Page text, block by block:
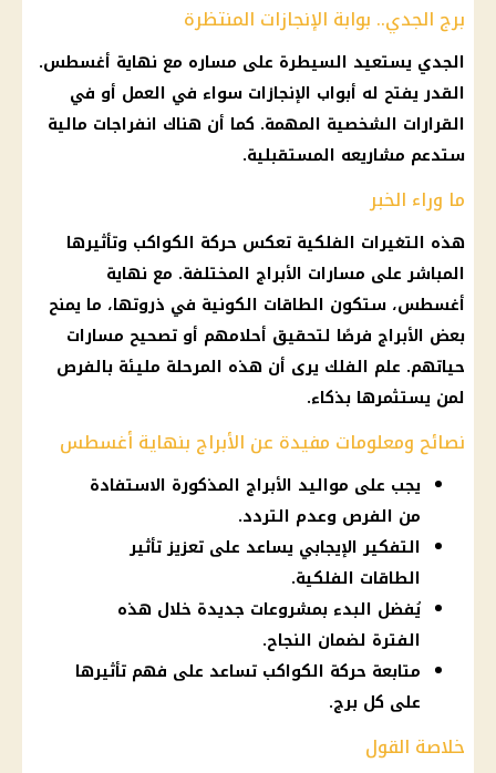
برج الجدي.. بوابة الإنجازات المنتظرة
الجدي يستعيد السيطرة على مساره مع نهاية أغسطس.
القدر يفتح له أبواب الإنجازات سواء في العمل أو في
القرارات الشخصية المهمة. كما أن هناك انفراجات مالية
ستدعم مشاريعه المستقبلية.
ما وراء الخبر
هذه التغيرات الفلكية تعكس حركة الكواكب وتأثيرها
المباشر على مسارات الأبراج المختلفة. مع نهاية
أغسطس، ستكون الطاقات الكونية في ذروتها، ما يمنح
بعض الأبراج فرصًا لتحقيق أحلامهم أو تصحيح مسارات
حياتهم. علم الفلك يرى أن هذه المرحلة مليئة بالفرص
لمن يستثمرها بذكاء.
نصائح ومعلومات مفيدة عن الأبراج بنهاية أغسطس
يجب على مواليد الأبراج المذكورة الاستفادة
من الفرص وعدم التردد.
التفكير الإيجابي يساعد على تعزيز تأثير
الطاقات الفلكية.
يُفضل البدء بمشروعات جديدة خلال هذه
الفترة لضمان النجاح.
متابعة حركة الكواكب تساعد على فهم تأثيرها
على كل برج.
خلاصة القول